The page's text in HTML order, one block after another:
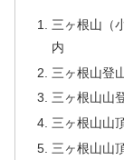
三ヶ根山（
内
三ヶ根山登
三ヶ根山山
三ヶ根山山
三ヶ根山山